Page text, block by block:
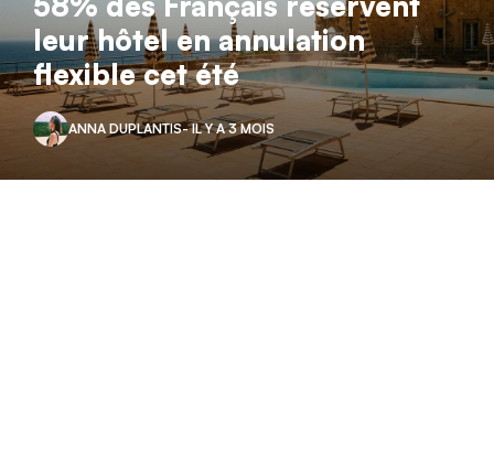
leur hôtel en annulation
flexible cet été
ANNA DUPLANTIS- IL Y A 3 MOIS